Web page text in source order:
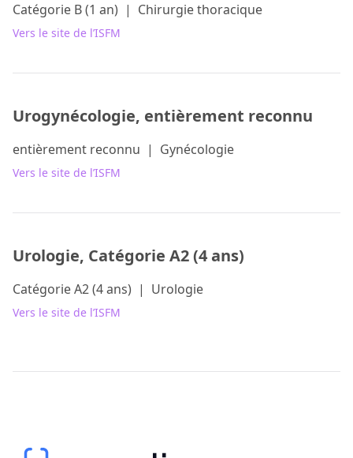
Catégorie B (1 an) | Chirurgie thoracique
Vers le site de l’ISFM
Urogynécologie, entièrement reconnu
entièrement reconnu | Gynécologie
Vers le site de l’ISFM
Urologie, Catégorie A2 (4 ans)
Catégorie A2 (4 ans) | Urologie
Vers le site de l’ISFM